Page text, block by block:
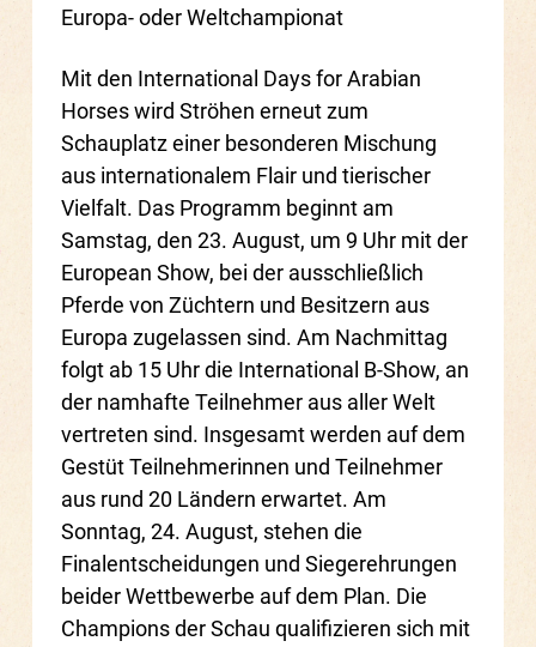
Europa- oder Weltchampionat
Mit den International Days for Arabian
Horses wird Ströhen erneut zum
Schauplatz einer besonderen Mischung
aus internationalem Flair und tierischer
Vielfalt. Das Programm beginnt am
Samstag, den 23. August, um 9 Uhr mit der
European Show, bei der ausschließlich
Pferde von Züchtern und Besitzern aus
Europa zugelassen sind. Am Nachmittag
folgt ab 15 Uhr die International B-Show, an
der namhafte Teilnehmer aus aller Welt
vertreten sind. Insgesamt werden auf dem
Gestüt Teilnehmerinnen und Teilnehmer
aus rund 20 Ländern erwartet. Am
Sonntag, 24. August, stehen die
Finalentscheidungen und Siegerehrungen
beider Wettbewerbe auf dem Plan. Die
Champions der Schau qualifizieren sich mit